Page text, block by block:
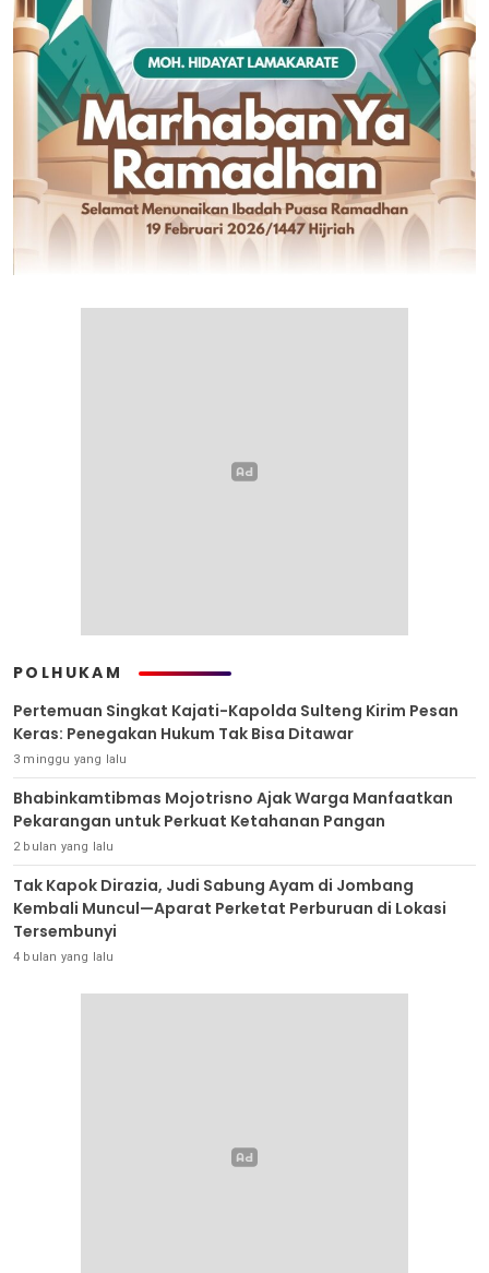
POLHUKAM
Pertemuan Singkat Kajati-Kapolda Sulteng Kirim Pesan
Keras: Penegakan Hukum Tak Bisa Ditawar
3 minggu yang lalu
Bhabinkamtibmas Mojotrisno Ajak Warga Manfaatkan
Pekarangan untuk Perkuat Ketahanan Pangan
2 bulan yang lalu
Tak Kapok Dirazia, Judi Sabung Ayam di Jombang
Kembali Muncul—Aparat Perketat Perburuan di Lokasi
Tersembunyi
4 bulan yang lalu